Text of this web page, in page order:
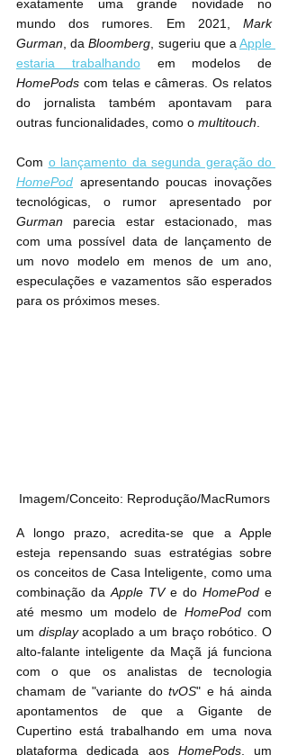
exatamente uma grande novidade no
mundo dos rumores. Em 2021, Mark
Gurman , da Bloomberg , sugeriu que a Apple
estaria trabalhando
HomePods com telas e câmeras. Os relatos
do jornalista também apontavam para
outras funcionalidades, como o multitouch
Com
HomePod apresentando poucas inovações
Gurman parecia estar estacionado, mas
com uma possível data de lançamento de
um novo modelo em menos de um ano,
especulações e vazamentos são esperados
para os próximos meses.
Imagem/Conceito: Reprodução/MacRumors
A longo prazo, acredita-se que a Apple
esteja repensando suas estratégias sobre
os conceitos de Casa Inteligente, como uma
combinação da Apple TV e do HomePod e
até mesmo um modelo de HomePod com
um display acoplado a um braço robótico. O
alto-falante inteligente da Maçã já funciona
com o que os analistas de tecnologia
chamam de "variante do tvOS" e há ainda
apontamentos de que a Gigante de
Cupertino está trabalhando em uma nova
plataforma dedicada aos HomePods, um